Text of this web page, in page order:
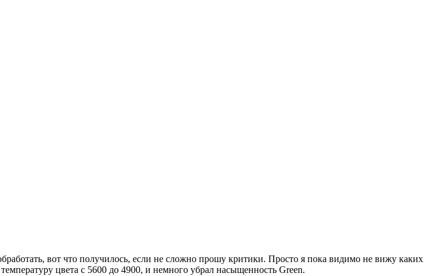
вот что получилось, если не сложно прошу критики. Просто я пока видимо не вижу каких
цвета с 5600 до 4900, и немного убрал насыщенность Green.